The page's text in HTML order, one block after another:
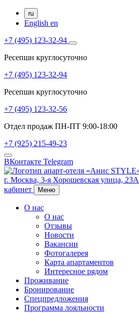
ru
English en
+7 (495) 123-32-94
Ресепшн круглосуточно
+7 (495) 123-32-94
Ресепшн круглосуточно
+7 (495) 123-32-56
Отдел продаж ПН-ПТ 9:00-18:00
+7 (925) 215-49-23
ВКонтакте Telegram
г. Москва, 3-я Хорошевская улица, 23А
кабинет
Меню
О нас
О нас
Отзывы
Новости
Вакансии
Фотогалерея
Карта апартаментов
Интересное рядом
Проживание
Бронирование
Спецпредложения
Программа лояльности